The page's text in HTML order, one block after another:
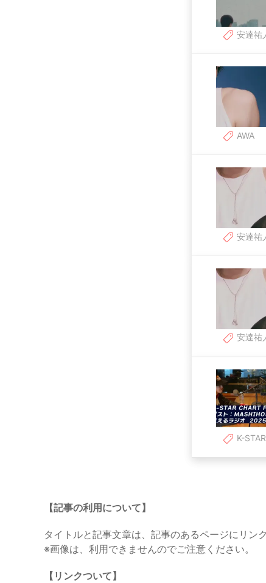
安達祐
AWA
安達祐
安達祐
K-
【記事の利用について】
タイトルと記事文章は、記事のあるページにリン
※画像は、利用できませんのでご注意ください。
【リンクついて】